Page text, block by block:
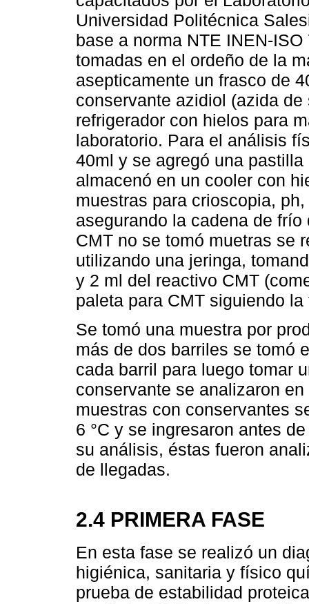
Universidad Politécnica
base a norma NTE INEN-
tomadas en el ordeño de la
asepticamente un frasco de
conservante azidiol (azida
refrigerador con hielos para
laboratorio. Para el análisis
40ml y se agregó una
almacenó en un cooler con
muestras para crioscopia,
asegurando la cadena de
CMT no se tomó muetras se
utilizando una jeringa,
y 2 ml del reactivo CMT
paleta para CMT siguiendo
Se tomó una muestra por
más de dos barriles se tomó
cada barril para luego tomar
conservante se analizaron
muestras con conservantes
6 °C y se ingresaron antes
su análisis, éstas fueron
de llegadas.
2.4 PRIMERA FASE
En esta fase se realizó un
higiénica, sanitaria y físico
prueba de estabilidad